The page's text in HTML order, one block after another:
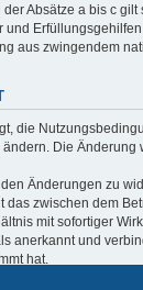
Absätze a bis c gilt
und
aus zwingendem
die
Die Änderung
Änderungen zu
das zwischen dem
mit sofortiger
anerkannt und
hat.